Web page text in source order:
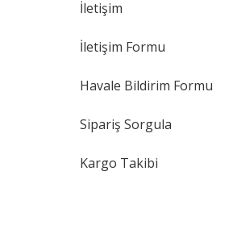
İletişim
İletişim Formu
Havale Bildirim Formu
Sipariş Sorgula
Kargo Takibi